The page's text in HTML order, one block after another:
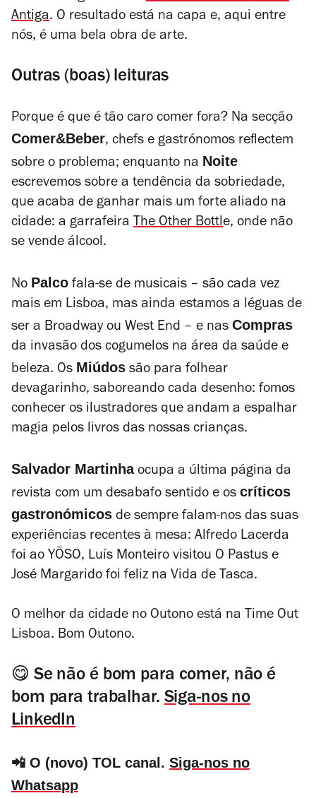
Antiga. O resultado está na capa e, aqui entre
nós, é uma bela obra de arte.
Outras (boas) leituras
Porque é que é tão caro comer fora? Na secção
Comer&Beber, chefs e gastrónomos reflectem
sobre o problema; enquanto na Noite
escrevemos sobre a tendência da sobriedade,
que acaba de ganhar mais um forte aliado na
cidade: a garrafeira The Other Bottle, onde não
se vende álcool.
No Palco fala-se de musicais – são cada vez
mais em Lisboa, mas ainda estamos a léguas de
ser a Broadway ou West End – e nas Compras
da invasão dos cogumelos na área da saúde e
beleza. Os Miúdos são para folhear
devagarinho, saboreando cada desenho: fomos
conhecer os ilustradores que andam a espalhar
magia pelos livros das nossas crianças.
Salvador Martinhaocupa a última página da
revista com um desabafo sentido e os críticos
gastronómicos de sempre falam-nos das suas
experiências recentes à mesa: Alfredo Lacerda
foi ao YŌSO, Luís Monteiro visitou O Pastus e
José Margarido foi feliz na Vida de Tasca.
O melhor da cidade no Outono está na Time Out
Lisboa. Bom Outono.
😋 Se não é bom para comer, não é
bom para trabalhar. Siga-nos no
LinkedIn
📲 O (novo) TOL canal. Siga-nos no
Whatsapp